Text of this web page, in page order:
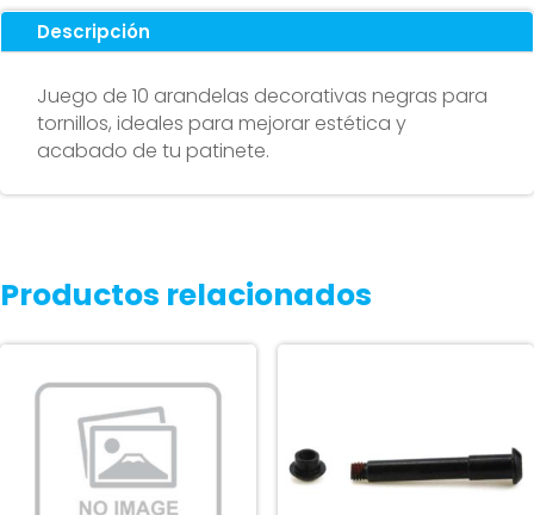
10
unidades)
Descripción
Juego de 10 arandelas decorativas negras para
tornillos, ideales para mejorar estética y
acabado de tu patinete.
Productos relacionados